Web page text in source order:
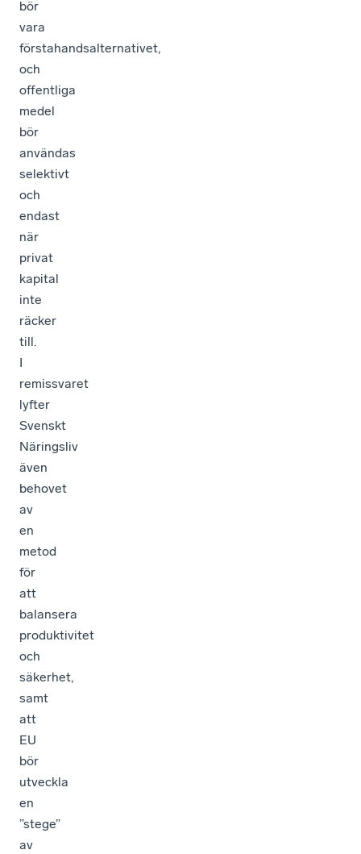
bör
vara
förstahandsalternativet,
och
offentliga
medel
bör
användas
selektivt
och
endast
när
privat
kapital
inte
räcker
till.
I
remissvaret
lyfter
Svenskt
Näringsliv
även
behovet
av
en
metod
för
att
balansera
produktivitet
och
säkerhet,
samt
att
EU
bör
utveckla
en
”stege”
av